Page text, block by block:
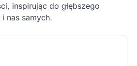
inspirując do głębszego
nas samych.